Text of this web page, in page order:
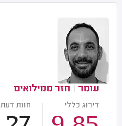
עומר חזר ממילואים
דירוג כללי חוות דעת